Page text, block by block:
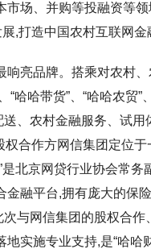
场、并购等投融资等
,打造中国农村互联网金
亮品牌。搭乘对农村
哈哈带货”、“哈哈农贸
、农村金融服务、试
合作方网信集团定位
北京网贷行业协会常
融平台,拥有庞大的保
与网信集团的股权合
实施专业支持,是“哈哈